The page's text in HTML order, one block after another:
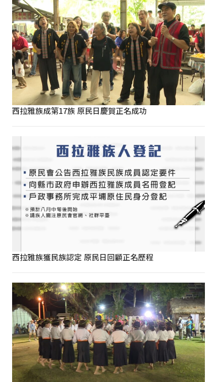
西拉雅族成第17族 原民日慶賀正名成功
西拉雅族獲民族認定 原民日回顧正名歷程